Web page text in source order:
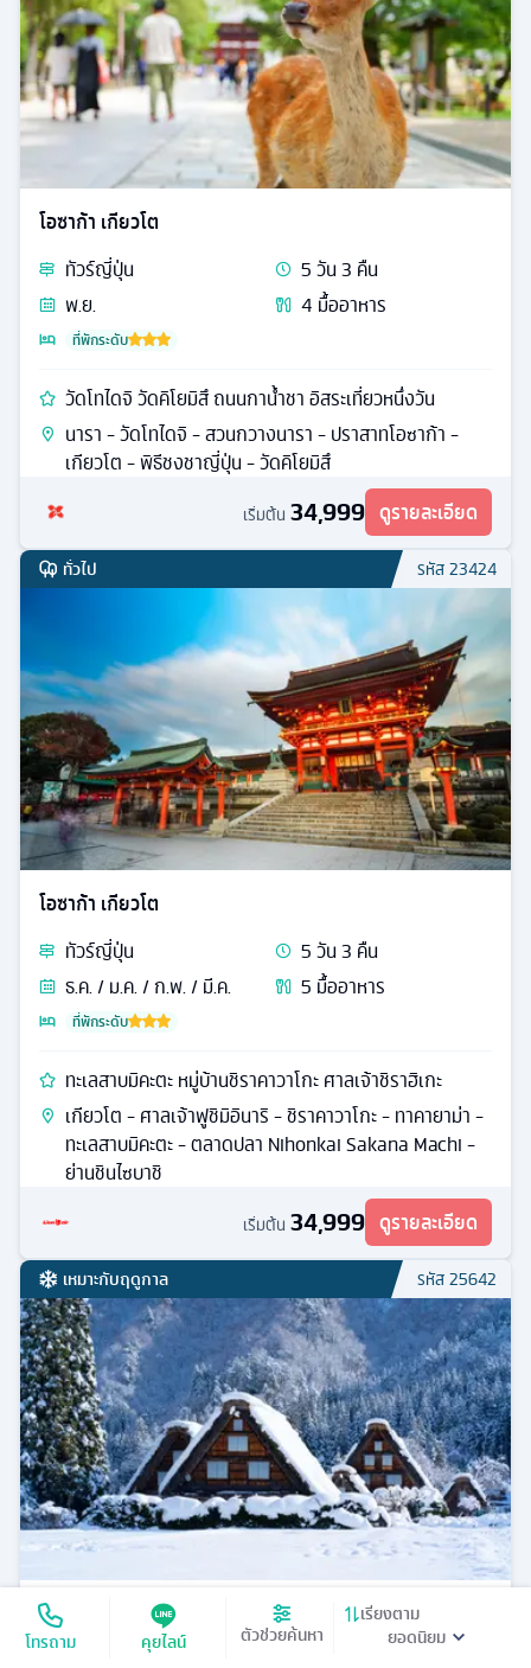
โทรถาม คุยไลน์ ตัวช่วยค้นหา
เรียงตาม
โอซาก้า เกียวโต
ทัวร์ญี่ปุ่น 5วัน3 คืน
พ.ย.
4 มื้ออาหาร
ที่พักระดับ
วัดโทไดจิ วัดคิโยมิสึ ถนนกาน้ำชา อิสระเที่ยวหนึ่งวัน
นารา - วัดโทไดจิ - สวนกวางนารา - ปราสาทโอซาก้า -
เกียวโต - พิธีชงชาญี่ปุ่น - วัดคิโยมิสึ
เริ่มต้น 34,999 ดูรายละเอียด
ทั่วไป รหัส23424
โอซาก้า เกียวโต
ทัวร์ญี่ปุ่น 5วัน3 คืน
ธ.ค. / ม.ค. / ก.พ. / มี.ค.
5 มื้ออาหาร
ที่พักระดับ
ทะเลสาบมิคะตะ หมู่บ้านชิราคาวาโกะ ศาลเจ้าชิราฮิเกะ
เกียวโต - ศาลเจ้าฟูชิมิอินาริ - ชิราคาวาโกะ - ทาคายาม่า -
ทะเลสาบมิคะตะ - ตลาดปลา Nihonkai Sakana Machi -
ย่านชินไซบาชิ
เริ่มต้น 34,999 ดูรายละเอียด
เหมาะกับฤดูกาล รหัส25642
โอซาก้า